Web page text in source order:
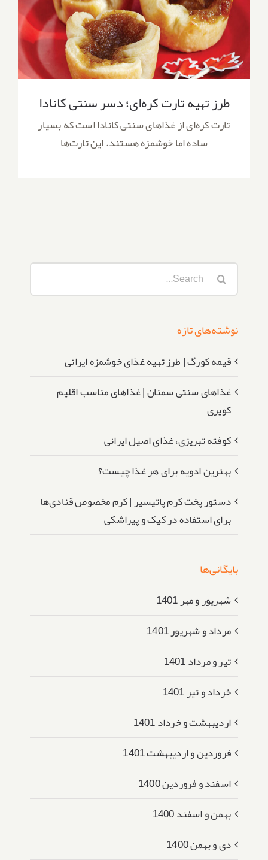
طرز تهیه تارت کره‌ای؛ دسر سنتی کانادا
طرز تهیه تارت کره‌ای؛ دسر سنتی کانادا
تارت کره‌ای از غذاهای سنتی کانادا است که بسیار
ساده اما خوشمزه هستند. این تارت‌ها
Search
for:
نوشته‌های تازه
قیمه کورگ | طرز تهیه غذای خوشمزه ایرانی
غذاهای سنتی سمنان | غذاهای مناسب اقلیم
کویری
کوفته تبریزی، غذای اصیل ایرانی
بهترین ادویه برای هر غذا چیست؟
دستور پخت کرم پاتیسیر | کرم مخصوص قنادی‌ها
برای استفاده در کیک و پیراشکی
بایگانی‌ها
شهریور و مهر 1401
مرداد و شهریور 1401
تیر و مرداد 1401
خرداد و تیر 1401
اردیبهشت و خرداد 1401
فروردین و اردیبهشت 1401
اسفند و فروردین 1400
بهمن و اسفند 1400
دی و بهمن 1400